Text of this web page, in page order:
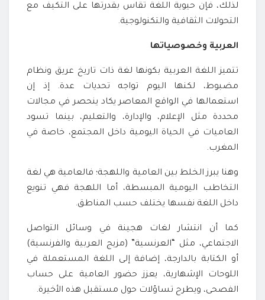
لذلك، فإن حيوية اللغة تقاس بقدرتها على التكيف مع
التحولات الثقافية والتكنولوجية.
العربية وخصوصياتها
تتميز اللغة العربية بكونها لغة ذات تاريخ عريق ونظام
مضبوط، لكنها اليوم تواجه تحديات عدة. إذ إن
استعمالها في الواقع المعاصر يكاد ينحصر في مجالات
محددة مثل الإعلام، والإدارة، والتعليم، بينما تسود
العاميات في الحياة اليومية داخل المجتمع، خاصة في
المغرب.
وهنا يبرز الخلط بين العامية واللهجة؛ فالعامية هي لغة
التخاطب اليومية المبسطة، أما اللهجة فهي تنويع
داخل اللغة نفسها يختلف حسب المناطق.
كما أن انتشار لغات هجينة في وسائل التواصل
الاجتماعي، مثل “العرنسية” (مزيج العربية والفرنسية)
أو الكتابة بالدارجة، إضافة إلى اللغة المستعملة في
اللوحات الإشهارية، يعزز حضور العامية على حساب
الفصحى، ويطرح تساؤلات حول مستقبل هذه الأخيرة.